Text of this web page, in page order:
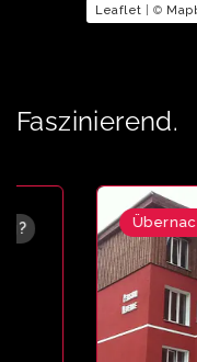
Leaflet | ©
Faszinierend.
Übernachtung